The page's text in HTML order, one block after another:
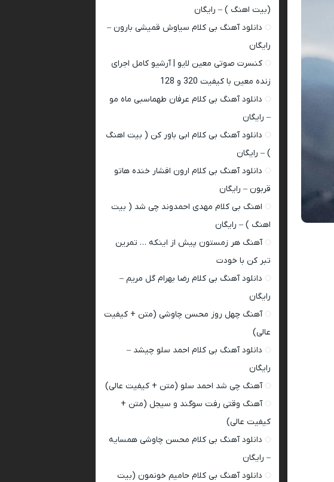
(بیت اهنگ ) – رایگان
دانلود آهنگ بی کلام سیاوش قمیشی بارون –
رایگان
کنسرت صوتی معین لایو | آرشیو کامل اجرای
زنده معین با کیفیت 320 و 128
دانلود آهنگ بی کلام عرفان طهماسبی ماه مو
– رایگان
دانلود آهنگ بی کلام ابی باور کن ( بیت اهنگ
) – رایگان
دانلود آهنگ بی کلام ارون افشار خنده هاتو
قربون – رایگان
اهنگ بی کلام مهدی احمدوند چی شد ( بیت
اهنگ ) – رایگان
آهنگ هر زمستون پیش از اینکه … تمرین
تبر کن با خودت
دانلود آهنگ بی کلام رضا بهرام گل مریم –
رایگان
آهنگ چهل روز محسن چاوشی (متن + کیفیت
عالی)
دانلود آهنگ بی کلام احمد سلو چیشد –
رایگان
آهنگ چی شد احمد سلو (متن + کیفیت عالی)
آهنگ وقتی رفت سوگند و سیجل (متن +
کیفیت عالی)
دانلود آهنگ بی کلام محسن چاوشی همسایه
– رایگان
دانلود آهنگ بی کلام حامیم خونمون (بیت